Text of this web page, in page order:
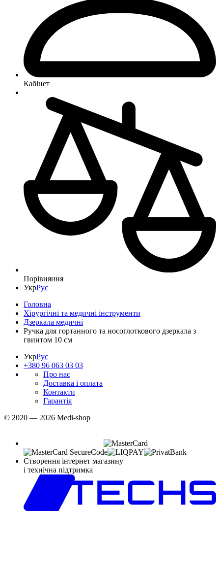
Кабінет
Порівняння
УкрРус
Головна
Хірургічні та медичні інструменти
Дзеркала медичні
Ручка для гортанного та носоглоткового дзеркала з
гвинтом 10 см
УкрРус
+380 96 063 03 03
Про нас
Доставка і оплата
Контакти
Гарантія
© 2020 — 2026 Medi-shop
Створення інтернет магазину
і технічна підтримка